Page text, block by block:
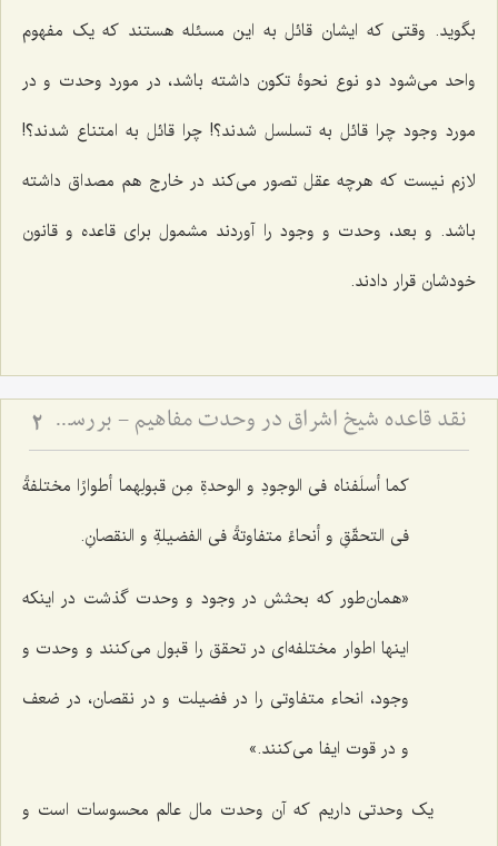
بگوید. وقتى که ایشان قائل به این مسئله هستند که یک مفهوم
واحد مى‌شود دو نوع نحوۀ تکون داشته باشد، در مورد وحدت و در
مورد وجود چرا قائل به تسلسل شدند؟! چرا قائل به امتناع شدند؟!
لازم نیست که هرچه عقل تصور مى‌کند در خارج هم مصداق داشته
باشد. و بعد، وحدت و وجود را آوردند مشمول برای قاعده و قانون
خودشان قرار دادند.
نقد قاعده شیخ اشراق در وحدت مفاهیم - بررسی امکان انتزاع مفاهیم متعدد از ذات واحد 2
کما أسلَفناه فی الوجودِ و الوحدةِ مِن قبولِهما أطوارًا مختلفةً
فی التحقّقِ و أنحاءً متفاوتةً فی الفضیلةِ و النقصانِ.
«همان‌طور که بحثش در وجود و وحدت گذشت در اینکه
اینها اطوار مختلفه‌اى در تحقق را قبول مى‌کنند و وحدت و
وجود، انحاء متفاوتى را در فضیلت و در نقصان، در ضعف
و در قوت ایفا مى‌کنند.»
یک وحدتى داریم که آن وحدت مال عالم محسوسات است و